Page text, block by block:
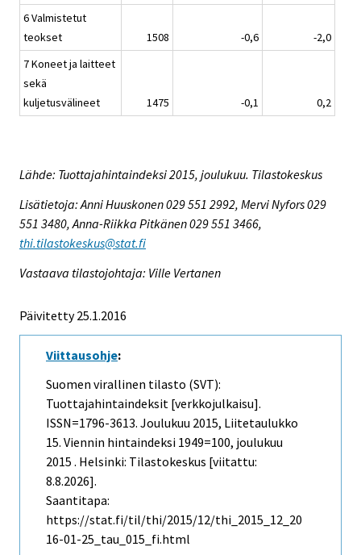
6 Valmistetut
teokset
1508 -0,6
-2,0
7 Koneet ja laitteet
sekä
kuljetusvälineet
1475 -0,1 0,2
Lähde: Tuottajahintaindeksi 2015, joulukuu. Tilastokeskus
Lisätietoja: Anni Huuskonen 029 551 2992, Mervi Nyfors 029
551 3480, Anna-Riikka Pitkänen 029 551 3466,
thi.tilastokeskus@stat.fi
Vastaava tilastojohtaja: Ville Vertanen
Päivitetty 25.1.2016
Viittausohje:
Suomen virallinen tilasto (SVT):
Tuottajahintaindeksit [verkkojulkaisu].
ISSN=1796-3613. Joulukuu 2015, Liitetaulukko
15. Viennin hintaindeksi 1949=100, joulukuu
2015 . Helsinki: Tilastokeskus [viitattu:
8.8.2026].
Saantitapa:
https://stat.fi/til/thi/2015/12/thi_2015_12_20
16-01-25_tau_015_fi.html